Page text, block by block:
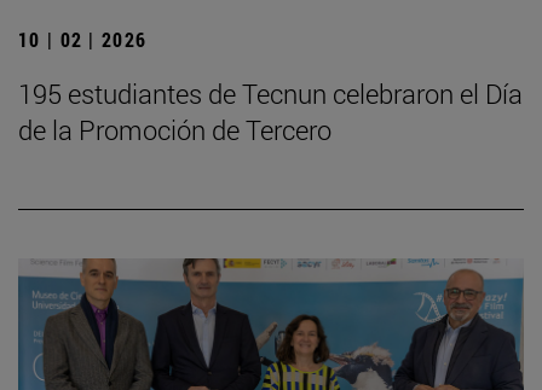
10 | 02 | 2026
195 estudiantes de Tecnun celebraron el Día
de la Promoción de Tercero